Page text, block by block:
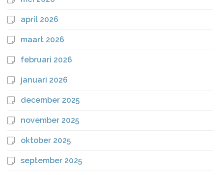
april 2026
maart 2026
februari 2026
januari 2026
december 2025
november 2025
oktober 2025
september 2025